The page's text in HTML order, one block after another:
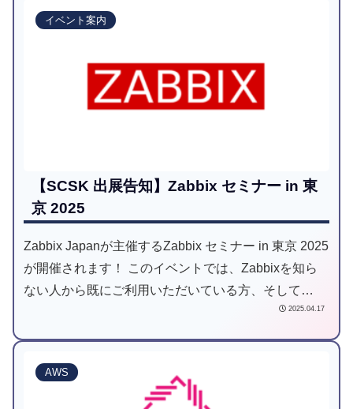
るのではないでしょうか。そこで今回は、このような
いて紹介していきます。
イベント案内
【SCSK 出展告知】Zabbix セミナー in 東
京 2025
Zabbix Japanが主催するZabbix セミナー in 東京 2025
が開催されます！ このイベントでは、Zabbixを知ら
ない人から既にご利用いただいている方、そして
Zabbix導入をご検討されている方まで、広範なユーザ
2025.04.17
AWS